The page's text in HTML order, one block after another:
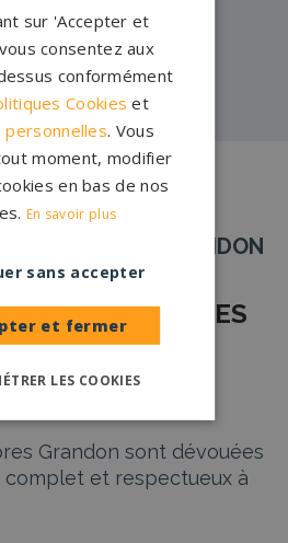
-TONNAY
et Marbrerie GRANDON
FUNÈBRES
Funèbres
GRANDON
Grandon sont dévouées
complet et respectueux à
sur 'Accepter et
consentez aux
conformément
Cookies et
personnelles. Vous
moment, modifier
en bas de nos
En savoir plus
et fermer
sans accepter
LES COOKIES